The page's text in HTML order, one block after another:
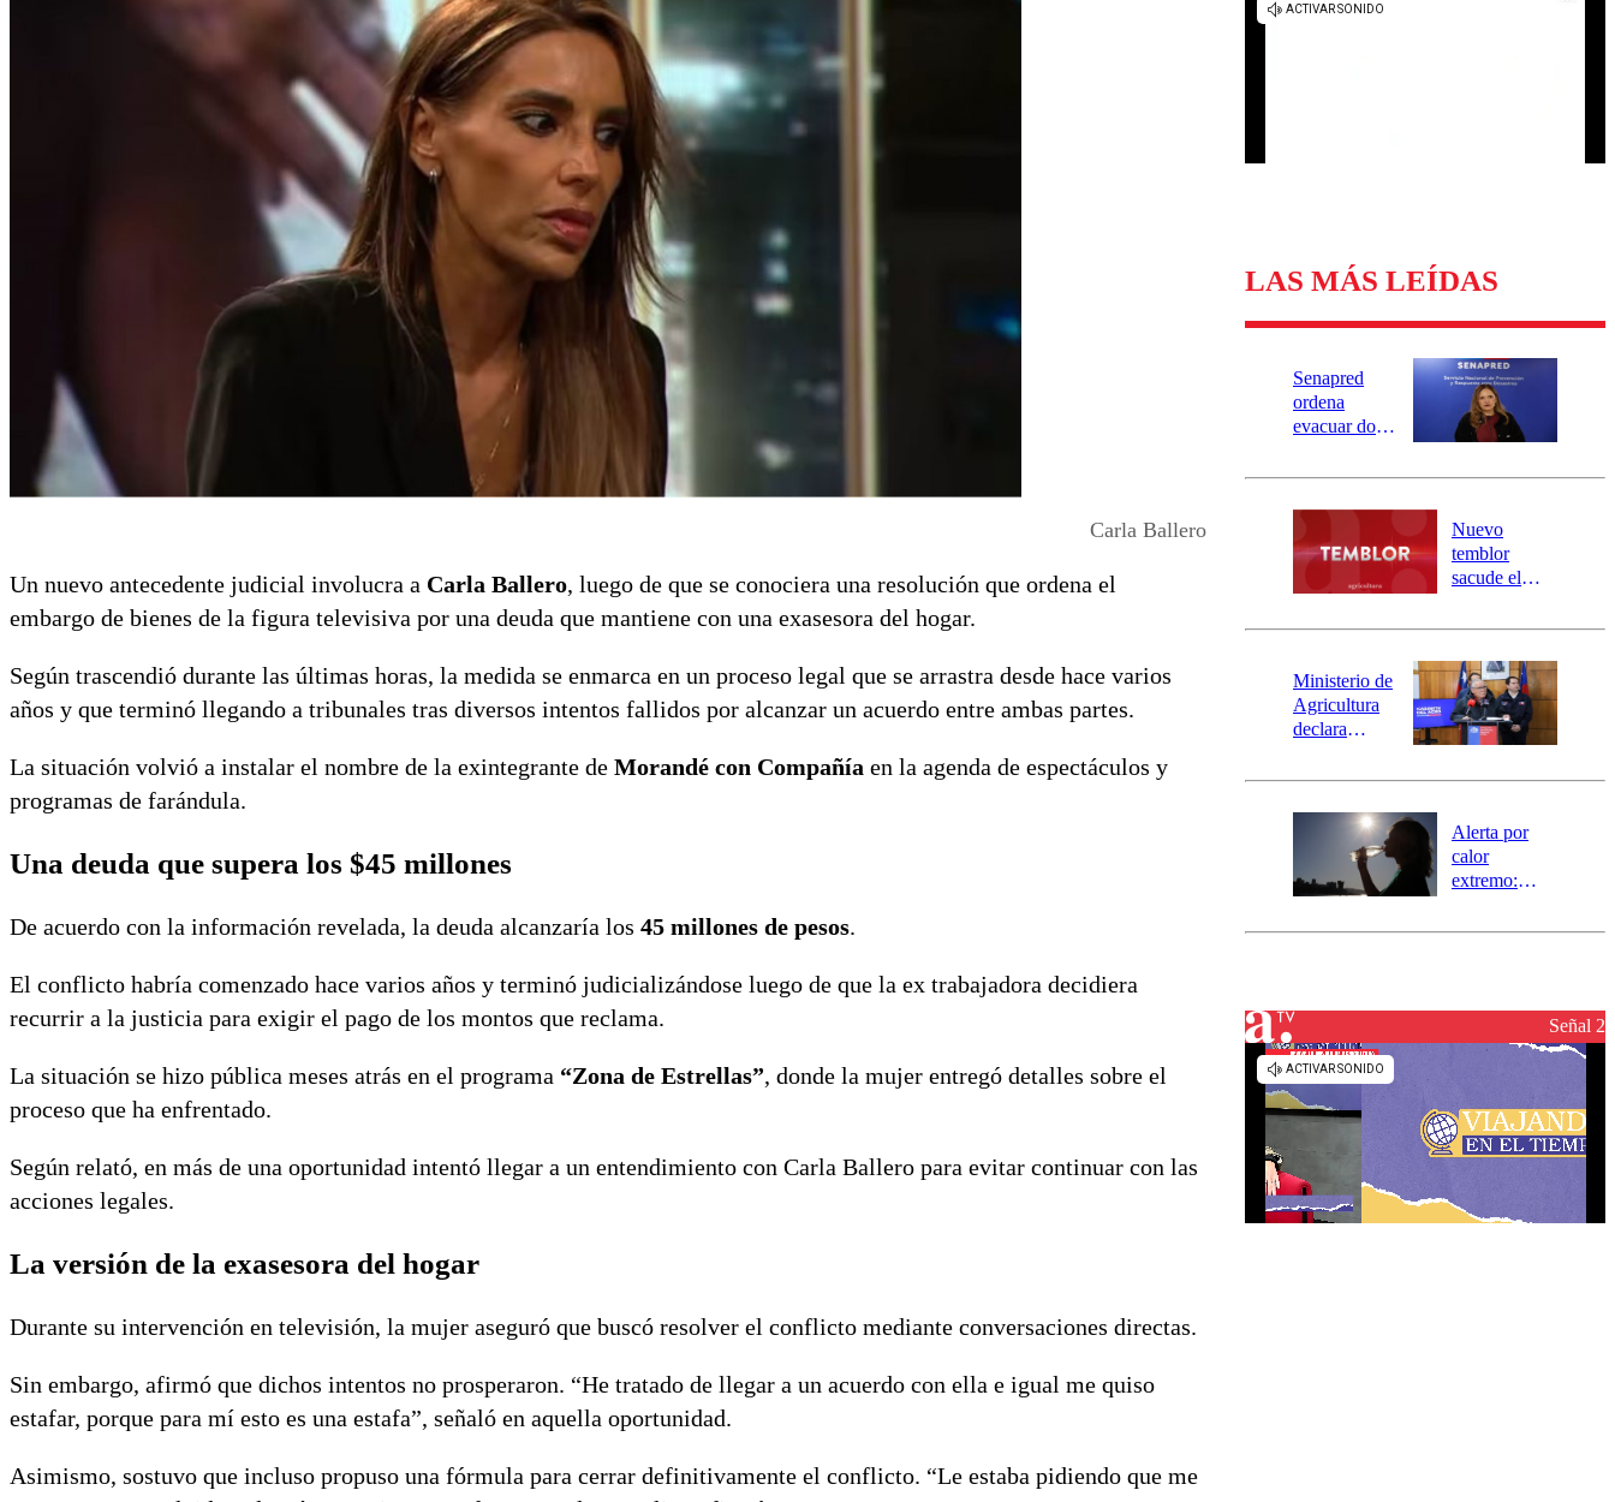
Carla Ballero
Un nuevo antecedente judicial involucra a Carla Ballero, luego de que se conociera una resolución que ordena el
embargo de bienes de la figura televisiva por una deuda que mantiene con una exasesora del hogar.
Según trascendió durante las últimas horas, la medida se enmarca en un proceso legal que se arrastra desde hace varios
años y que terminó llegando a tribunales tras diversos intentos fallidos por alcanzar un acuerdo entre ambas partes.
La situación volvió a instalar el nombre de la exintegrante de Morandé con Compañía en la agenda de espectáculos y
programas de farándula.
Una deuda que supera los $45 millones
De acuerdo con la información revelada, la deuda alcanzaría los 45 millones de pesos.
El conflicto habría comenzado hace varios años y terminó judicializándose luego de que la ex trabajadora decidiera
recurrir a la justicia para exigir el pago de los montos que reclama.
La situación se hizo pública meses atrás en el programa “Zona de Estrellas”, donde la mujer entregó detalles sobre el
proceso que ha enfrentado.
Según relató, en más de una oportunidad intentó llegar a un entendimiento con Carla Ballero para evitar continuar con las
acciones legales.
La versión de la exasesora del hogar
Durante su intervención en televisión, la mujer aseguró que buscó resolver el conflicto mediante conversaciones directas.
Sin embargo, afirmó que dichos intentos no prosperaron. “He tratado de llegar a un acuerdo con ella e igual me quiso
estafar, porque para mí esto es una estafa”, señaló en aquella oportunidad.
Asimismo, sostuvo que incluso propuso una fórmula para cerrar definitivamente el conflicto. “Le estaba pidiendo que me
LAS MÁS LEÍDAS
Senapred
ordena
evacuar dos
Carahue por
río Damas:
activa
mensajería
SAE
Nuevo
temblor
sacude el
revisa la
epicentro
Ministerio de
Agricultura
declara
agrícola para
Alerta por
calor
extremo:
activa Alerta
Señal 2